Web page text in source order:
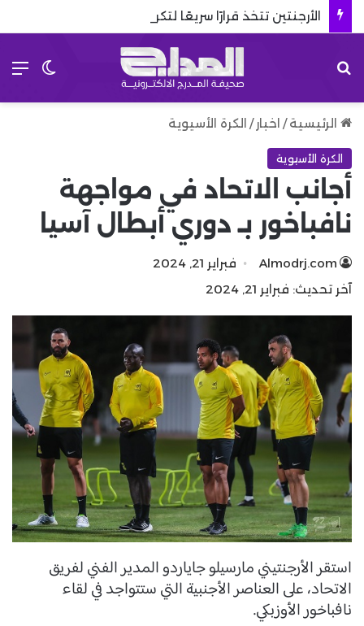
الأرجنتين تتخذ قرارًا سريعًا لتكريم والد ميسي
الرئيسية / اخبار / الكرة الأسيوية
الكرة الأسيوية
أجانب الاتحاد في مواجهة
نافباخور بـ دوري أبطال آسيا
Almodrj.com
فبراير 21, 2024
آخر تحديث: فبراير 21, 2024
استقر الأرجنتيني مارسيلو جاياردو المدير الفني لفريق
الاتحاد، على العناصر الأجنبية التي ستتواجد في لقاء
نافباخور الأوزبكي.